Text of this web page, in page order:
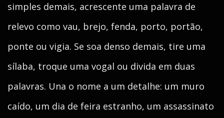
simples demais, acrescente uma palavra de
relevo como vau, brejo, fenda, porto, portão,
ponte ou vigia. Se soa denso demais, tire uma
sílaba, troque uma vogal ou divida em duas
palavras. Una o nome a um detalhe: um muro
caído, um dia de feira estranho, um assassinato